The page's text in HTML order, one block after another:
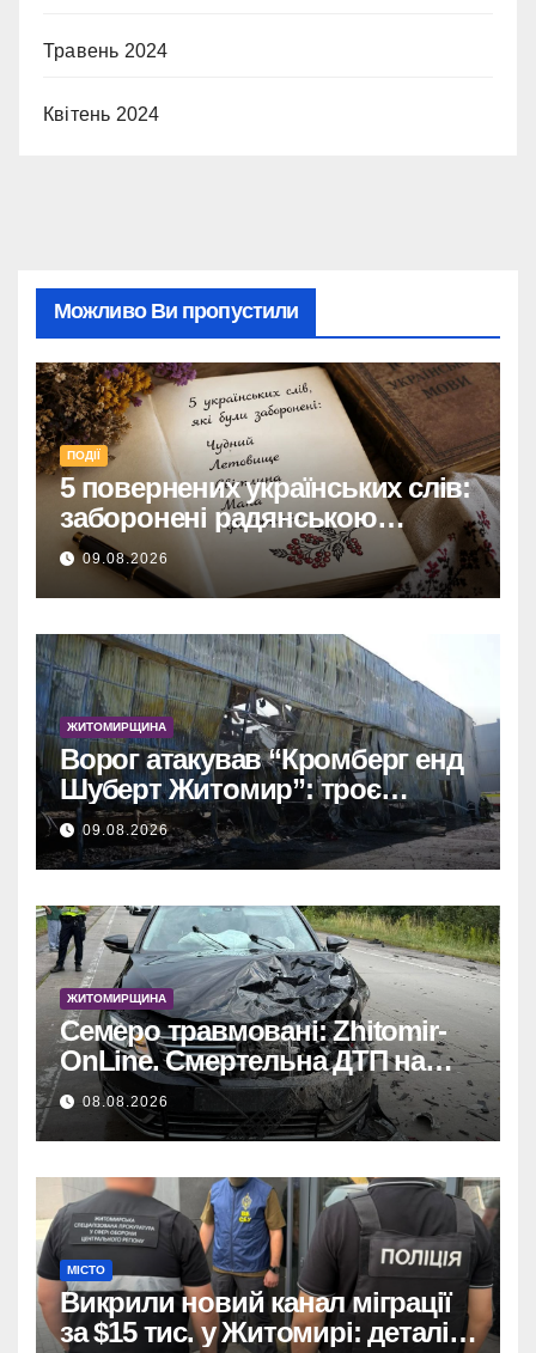
Травень 2024
Квітень 2024
Можливо Ви пропустили
ПОДІЇ
5 повернених українських слів:
заборонені радянською
владою, але нині живі
09.08.2026
ЖИТОМИРЩИНА
Ворог атакував “Кромберг енд
Шуберт Житомир”: троє
постраждалих.
09.08.2026
ЖИТОМИРЩИНА
Семеро травмовані: Zhitomir-
OnLine. Смертельна ДТП на
трасі, деталі аварії.
08.08.2026
МІСТО
Викрили новий канал міграції
за $15 тис. у Житомирі: деталі